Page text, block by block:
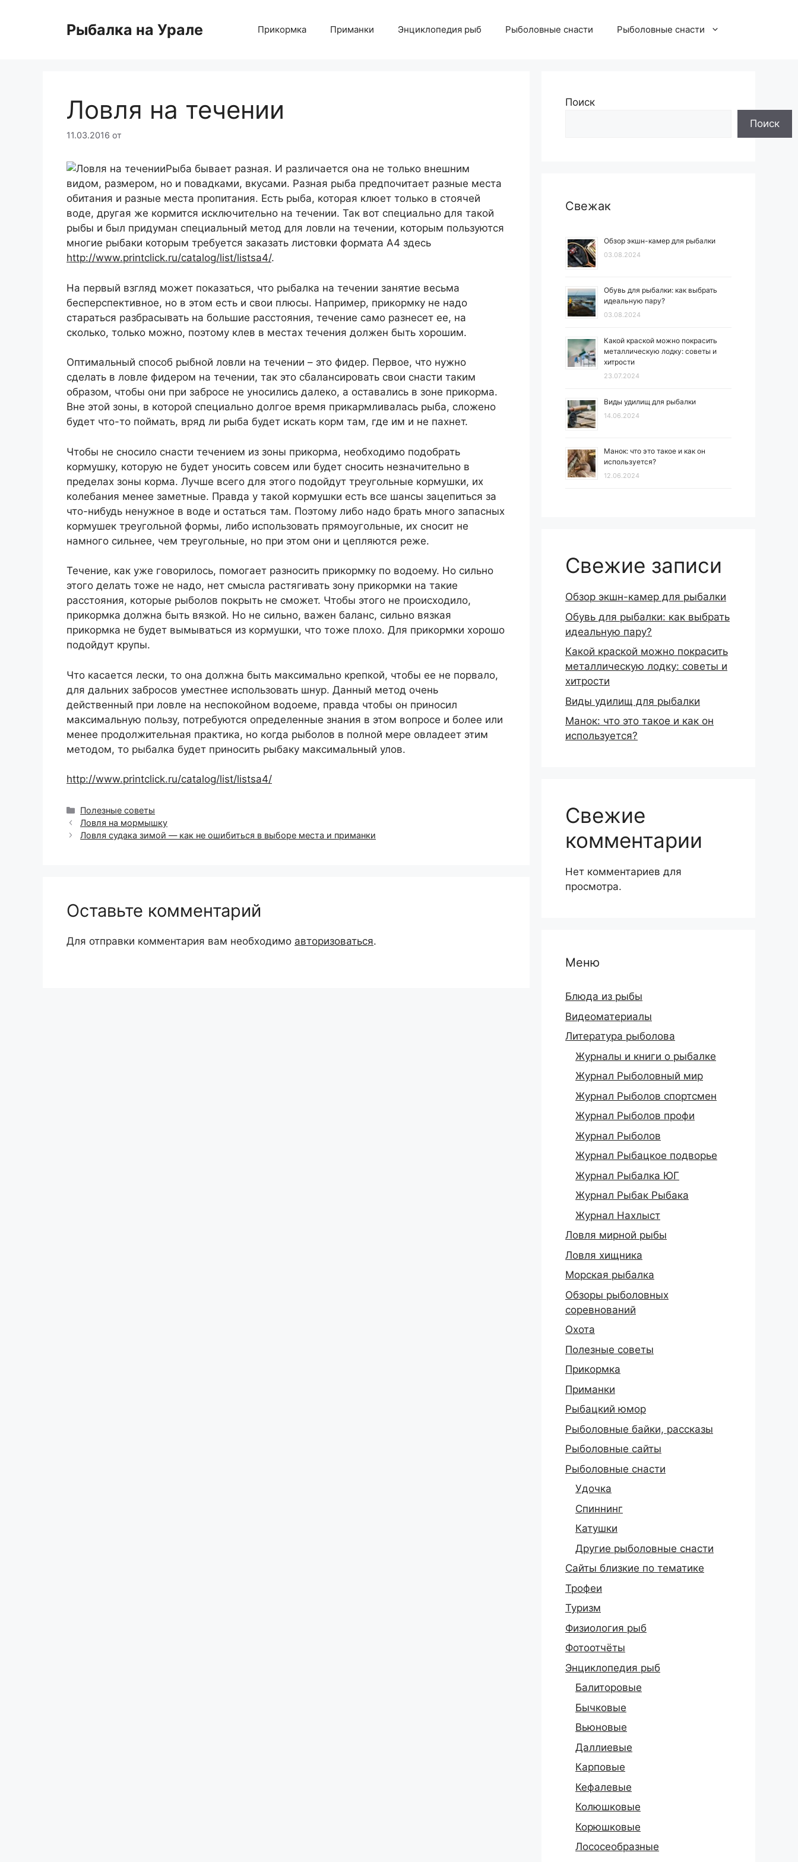
содержимомуРыбалка на Урале Прикормка Приманки Энциклопедия рыб Рыболовные снасти Рыболовные снасти
Ловля на течении
11.03.2016 от
Рыба бывает разная. И различается она не только внешним
видом, размером, но и повадками, вкусами. Разная рыба предпочитает разные места
обитания и разные места пропитания. Есть рыба, которая клюет только в стоячей
воде, другая же кормится исключительно на течении. Так вот специально для такой
рыбы и был придуман специальный метод для ловли на течении, которым пользуются
многие рыбаки которым требуется заказать листовки формата А4 здесь
http://www.printclick.ru/catalog/list/listsa4/.
На первый взгляд может показаться, что рыбалка на течении занятие весьма
бесперспективное, но в этом есть и свои плюсы. Например, прикормку не надо
стараться разбрасывать на большие расстояния, течение само разнесет ее, на
сколько, только можно, поэтому клев в местах течения должен быть хорошим.
Оптимальный способ рыбной ловли на течении – это фидер. Первое, что нужно
сделать в ловле фидером на течении, так это сбалансировать свои снасти таким
образом, чтобы они при забросе не уносились далеко, а оставались в зоне прикорма.
Вне этой зоны, в которой специально долгое время прикармливалась рыба, сложено
будет что-то поймать, вряд ли рыба будет искать корм там, где им и не пахнет.
Чтобы не сносило снасти течением из зоны прикорма, необходимо подобрать
кормушку, которую не будет уносить совсем или будет сносить незначительно в
пределах зоны корма. Лучше всего для этого подойдут треугольные кормушки, их
колебания менее заметные. Правда у такой кормушки есть все шансы зацепиться за
что-нибудь ненужное в воде и остаться там. Поэтому либо надо брать много запасных
кормушек треугольной формы, либо использовать прямоугольные, их сносит не
намного сильнее, чем треугольные, но при этом они и цепляются реже.
Течение, как уже говорилось, помогает разносить прикормку по водоему. Но сильно
этого делать тоже не надо, нет смысла растягивать зону прикормки на такие
расстояния, которые рыболов покрыть не сможет. Чтобы этого не происходило,
прикормка должна быть вязкой. Но не сильно, важен баланс, сильно вязкая
прикормка не будет вымываться из кормушки, что тоже плохо. Для прикормки хорошо
подойдут крупы.
Что касается лески, то она должна быть максимально крепкой, чтобы ее не порвало,
для дальних забросов уместнее использовать шнур. Данный метод очень
действенный при ловле на неспокойном водоеме, правда чтобы он приносил
максимальную пользу, потребуются определенные знания в этом вопросе и более или
менее продолжительная практика, но когда рыболов в полной мере овладеет этим
методом, то рыбалка будет приносить рыбаку максимальный улов.
http://www.printclick.ru/catalog/list/listsa4/
Рубрики
Полезные советы
Ловля на мормышку
Ловля судака зимой — как не ошибиться в выборе места и приманки
Оставьте комментарий
Для отправки комментария вам необходимо авторизоваться.
Поиск
Поиск
Свежак
Обзор экшн-камер для рыбалки
03.08.2024
Обувь для рыбалки: как выбрать
идеальную пару?
03.08.2024
Какой краской можно покрасить
металлическую лодку: советы и
хитрости
23.07.2024
Виды удилищ для рыбалки
14.06.2024
Манок: что это такое и как он
используется?
12.06.2024
Свежие записи
Обзор экшн-камер для рыбалки
Обувь для рыбалки: как выбрать
идеальную пару?
Какой краской можно покрасить
металлическую лодку: советы и
хитрости
Виды удилищ для рыбалки
Манок: что это такое и как он
используется?
Свежие
комментарии
Нет комментариев для
просмотра.
Меню
Блюда из рыбы
Видеоматериалы
Литература рыболова
Журналы и книги о рыбалке
Журнал Рыболовный мир
Журнал Рыболов спортсмен
Журнал Рыболов профи
Журнал Рыболов
Журнал Рыбацкое подворье
Журнал Рыбалка ЮГ
Журнал Рыбак Рыбака
Журнал Нахлыст
Ловля мирной рыбы
Ловля хищника
Морская рыбалка
Обзоры рыболовных
соревнований
Охота
Полезные советы
Прикормка
Приманки
Рыбацкий юмор
Рыболовные байки, рассказы
Рыболовные сайты
Рыболовные снасти
Удочка
Спиннинг
Катушки
Другие рыболовные снасти
Сайты близкие по тематике
Трофеи
Туризм
Физиология рыб
Фотоотчёты
Энциклопедия рыб
Балиторовые
Бычковые
Вьюновые
Даллиевые
Карповые
Кефалевые
Колюшковые
Корюшковые
Лососеобразные